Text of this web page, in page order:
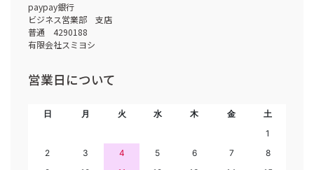
paypay銀行
ビジネス営業部 支店
普通 4290188
有限会社スミヨシ
営業日について
日 月 火 水 木 金
土
1
2
3 4 5 6 7
8